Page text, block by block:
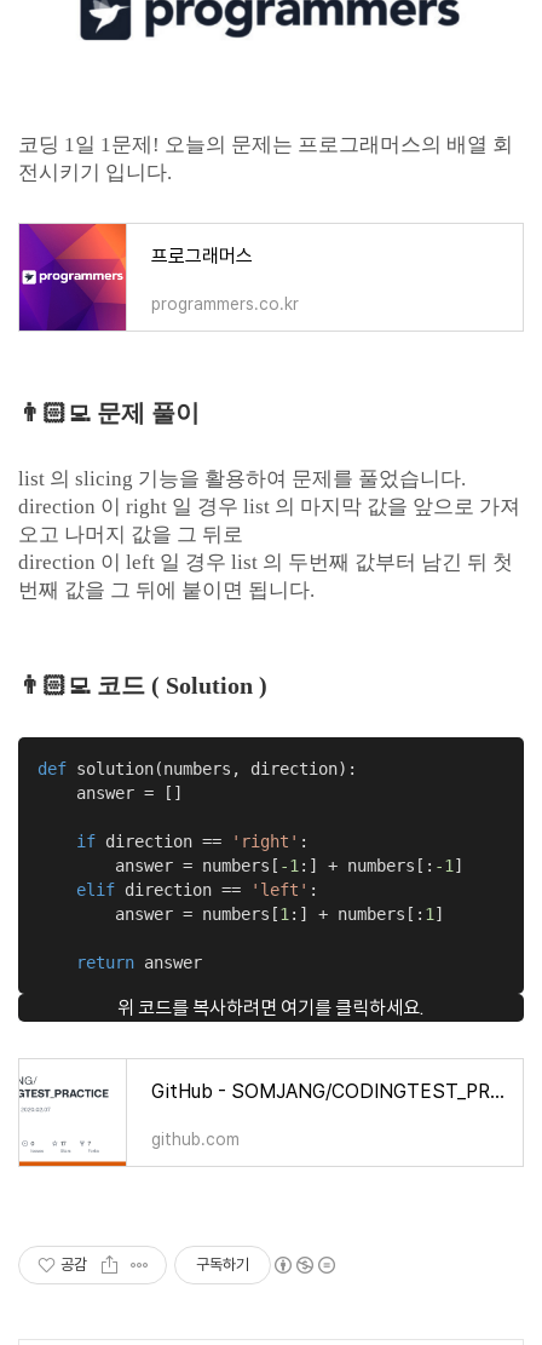
코딩 1일 1문제! 오늘의 문제는 프로그래머스의 배열 회
전시키기 입니다.
프로그래머스
programmers.co.kr
👨🏻‍💻 문제 풀이
list 의 slicing 기능을 활용하여 문제를 풀었습니다.
direction 이 right 일 경우 list 의 마지막 값을 앞으로 가져
오고 나머지 값을 그 뒤로
direction 이 left 일 경우 list 의 두번째 값부터 남긴 뒤 첫
번째 값을 그 뒤에 붙이면 됩니다.
👨🏻‍💻 코드 ( Solution )
def solution(numbers, direction) :
    answer = []
if direction == 'right' :
        answer = numbers[
-1 :] + numbers[: -1 ]
elif direction == 'left' :
        answer = numbers[
1 :] + numbers[: 1 ]
return answer
위 코드를 복사하려면 여기를 클릭하세요.
GitHub - SOMJANG/CODINGTEST_PRACTICE: 1일 1문제 since 2020.02.07
github.com
공감 구독하기